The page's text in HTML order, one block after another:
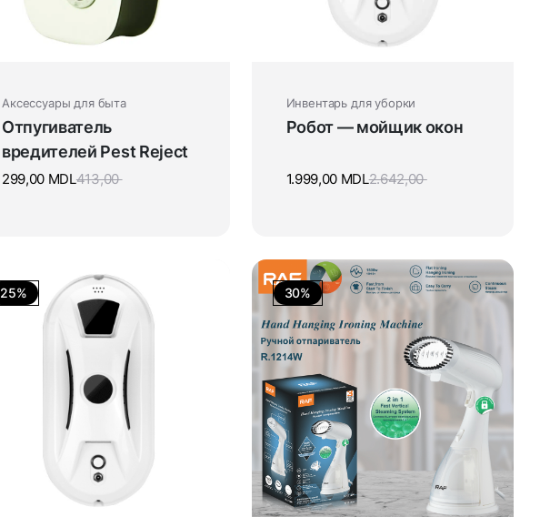
Аксессуары для быта
Отпугиватель
вредителей Pest Reject
413,00
299,00 MDL
Инвентарь для уборки
Робот — мойщик окон
2.642,00
1.999,00 MDL
25% 30%